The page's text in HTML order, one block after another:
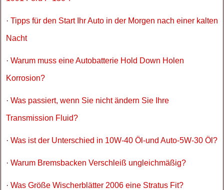
· Tipps für den Start Ihr Auto in der Morgen nach einer kalten
Nacht
· Warum muss eine Autobatterie Hold Down Holen
Korrosion?
· Was passiert, wenn Sie nicht ändern Sie Ihre
Transmission Fluid?
· Was ist der Unterschied in 10W-40 Öl-und Auto-5W-30 Öl?
· Warum Bremsbacken Verschleiß ungleichmäßig?
· Was Größe Wischerblätter 2006 eine Stratus Fit?